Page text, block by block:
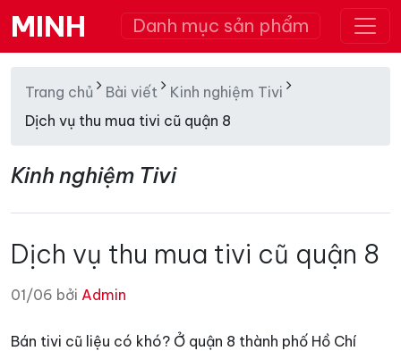
MINH Danh mục sản phẩm
Trang chủ Bài viết
Kinh nghiệm Tivi
Dịch vụ thu mua tivi cũ quận 8
Kinh nghiệm Tivi
Dịch vụ thu mua tivi cũ quận 8
01/06 bởi Admin
Bán tivi cũ liệu có khó? Ở quận 8 thành phố Hồ Chí